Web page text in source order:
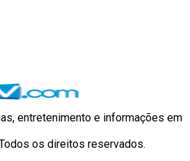
entretenimento e informações em
os direitos reservados.